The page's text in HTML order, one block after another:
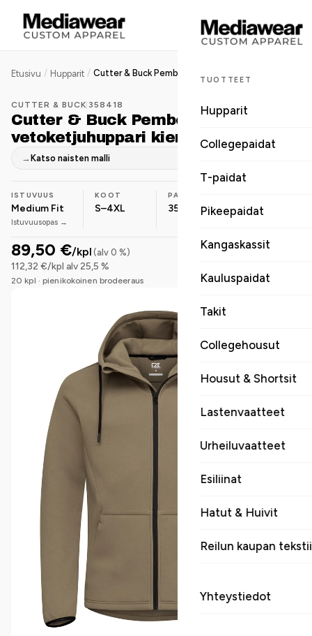
TUOTTEET
Hupparit
Collegepaidat
T-paidat
Pikeepaidat
Kangaskassit
Kauluspaidat
Takit
Collegehousut
Housut & Shortsit
Lastenvaatteet
Urheiluvaatteet
Esiliinat
Hatut & Huivit
Reilun kaupan
Yhteystiedot
Etusivu / Hupparit /
CUTTER & BUCK |358418
Cutter & Buck Pemberton miesten
vetoketjuhuppari kierrätyskuidusta
→ Katso naisten malli
ISTUVUUS
Medium Fit
Istuvuusopas →
KOOT
S–4XL
PAINO
350 g/m² Polyesteri
89,50 €/kpl (alv 0 %)
112,32 €/kpl alv 25,5 %
20 kpl · pienikokoinen brodeeraus